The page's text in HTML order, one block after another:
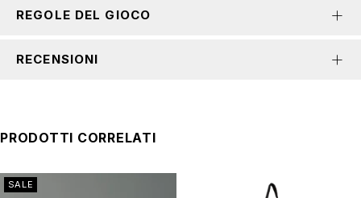
REGOLE DEL GIOCO
RECENSIONI
PRODOTTI CORRELATI
SALE